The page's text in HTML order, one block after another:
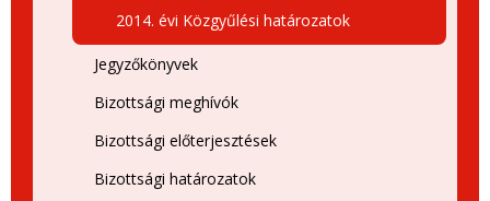
2014. évi Közgyűlési határozatok
Jegyzőkönyvek
Bizottsági meghívók
Bizottsági előterjesztések
Bizottsági határozatok